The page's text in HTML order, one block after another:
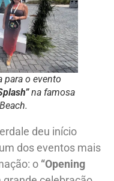
para o evento
na famosa
deu início
dos eventos mais
o “Opening